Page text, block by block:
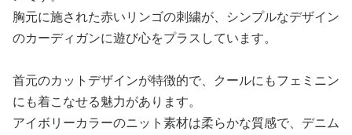
胸元に施された赤いリンゴの刺繍が、シンプルなデザイン
のカーディガンに遊び心をプラスしています。
首元のカットデザインが特徴的で、クールにもフェミニン
にも着こなせる魅力があります。
アイボリーカラーのニット素材は柔らかな質感で、デニム